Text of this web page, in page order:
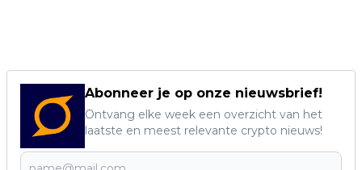
Abonneer je op onze nieuwsbrief!
Ontvang elke week een overzicht van het
laatste en meest relevante crypto nieuws!